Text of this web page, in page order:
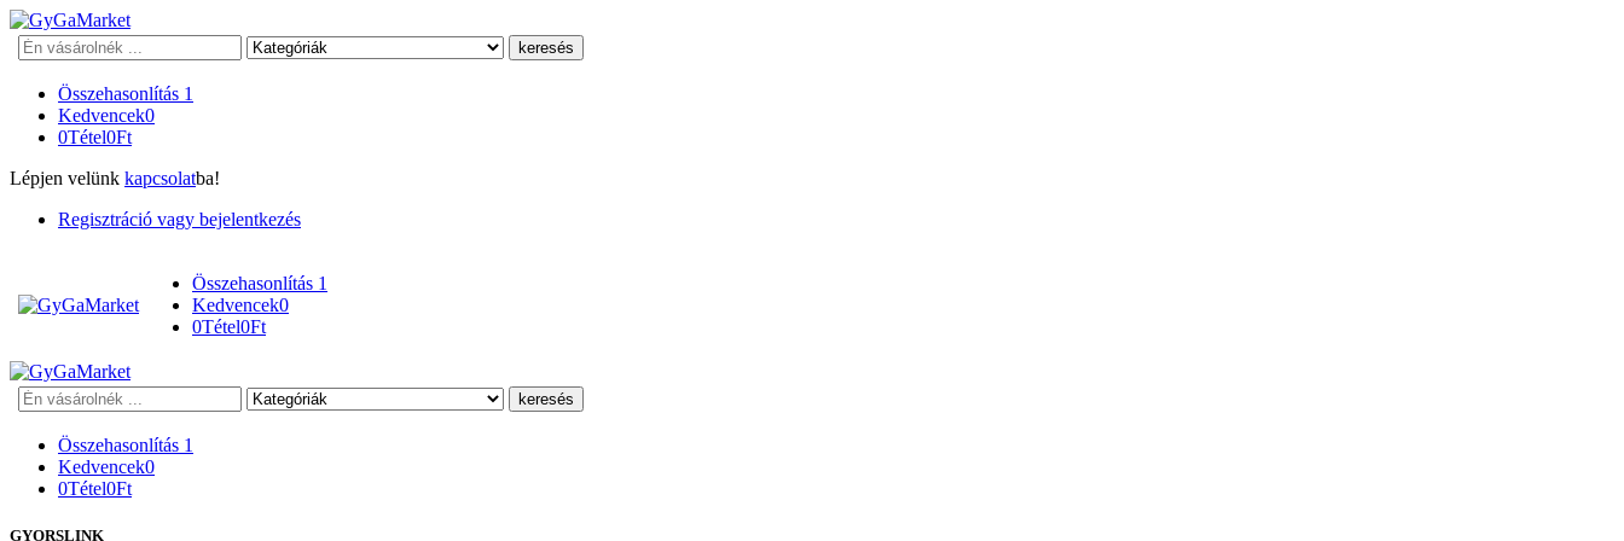
Keresés
Összehasonlítás 1
Kedvencek0
0Tétel0Ft
Lépjen velünk kapcsolatba!
Regisztráció vagy bejelentkezés
Összehasonlítás 1
Kedvencek0
0Tétel0Ft
Keresés
Összehasonlítás 1
Kedvencek0
0Tétel0Ft
GYORSLINK